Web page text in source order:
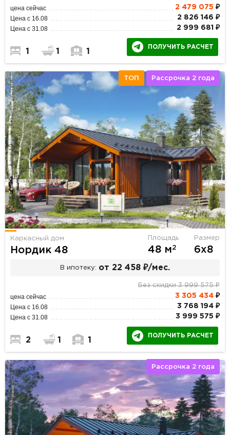
цена сейчас 2 479 075 ₽
Цена с 16.08 2 826 146 ₽
Цена с 31.08 2 999 681 ₽
1 1 1
ПОЛУЧИТЬ РАСЧЕТ
ТОП Рассрочка 2 года
Каркасный дом
Нордик 48
Площадь
48 м2
Размер
6х8
В ипотеку: от 22 458 ₽/мес.
Без скидки 3 999 575 ₽
цена сейчас 3 305 434₽
Цена с 16.08 3 768 194 ₽
Цена с 31.08 3 999 575 ₽
2 1 1
ПОЛУЧИТЬ РАСЧЕТ
Рассрочка 2 года